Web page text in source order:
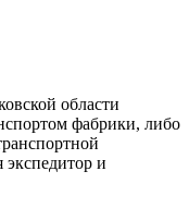
области
фабрики, либо
экспедитор и